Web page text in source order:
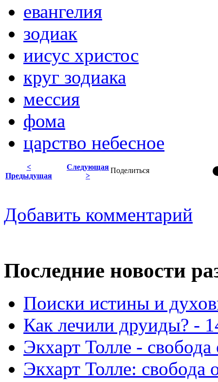
евангелия
зодиак
иисус христос
круг зодиака
мессия
фома
царство небесное
Поделиться
<
Предыдущая
Следующая
>
Добавить комментарий
Последние новости
Поиски истины и
Как лечили друиды? -
Экхарт Толле -
Экхарт Толле: свобода